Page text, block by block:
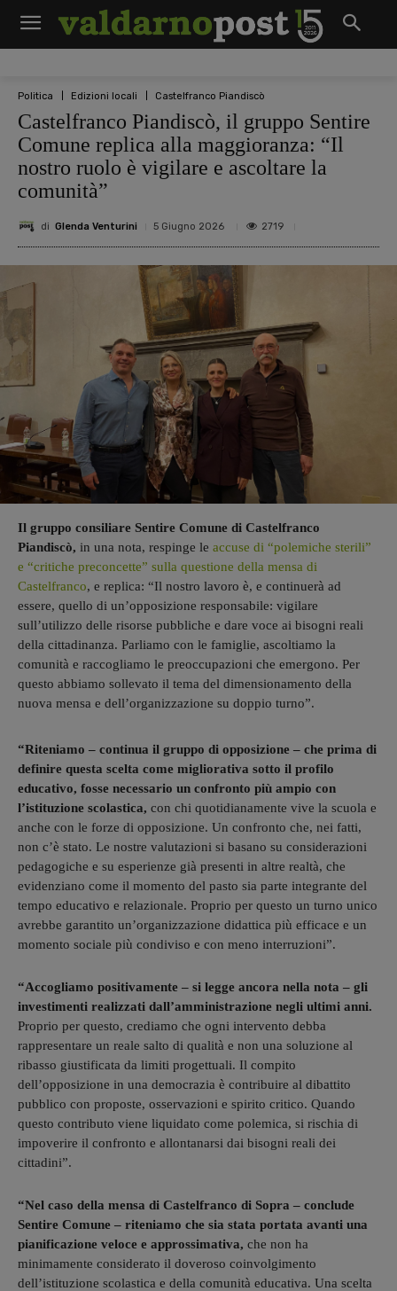
Politica Edizioni locali Castelfranco Piandiscò
Castelfranco Piandiscò, il gruppo Sentire
Comune replica alla maggioranza: “Il
nostro ruolo è vigilare e ascoltare la
comunità”
di Glenda Venturini 5 Giugno 2026 2719
Il gruppo consiliare Sentire Comune di Castelfranco
Piandiscò, in una nota, respinge le accuse di “polemiche sterili”
e “critiche preconcette” sulla questione della mensa di
Castelfranco, e replica: “Il nostro lavoro è, e continuerà ad
essere, quello di un’opposizione responsabile: vigilare
sull’utilizzo delle risorse pubbliche e dare voce ai bisogni reali
della cittadinanza. Parliamo con le famiglie, ascoltiamo la
comunità e raccogliamo le preoccupazioni che emergono. Per
questo abbiamo sollevato il tema del dimensionamento della
nuova mensa e dell’organizzazione su doppio turno”.
“Riteniamo – continua il gruppo di opposizione – che prima di
definire questa scelta come migliorativa sotto il profilo
educativo, fosse necessario un confronto più ampio con
l’istituzione scolastica, con chi quotidianamente vive la scuola e
anche con le forze di opposizione. Un confronto che, nei fatti,
non c’è stato. Le nostre valutazioni si basano su considerazioni
pedagogiche e su esperienze già presenti in altre realtà, che
evidenziano come il momento del pasto sia parte integrante del
tempo educativo e relazionale. Proprio per questo un turno unico
avrebbe garantito un’organizzazione didattica più efficace e un
momento sociale più condiviso e con meno interruzioni”.
“Accogliamo positivamente – si legge ancora nella nota – gli
investimenti realizzati dall’amministrazione negli ultimi anni.
Proprio per questo, crediamo che ogni intervento debba
rappresentare un reale salto di qualità e non una soluzione al
ribasso giustificata da limiti progettuali. Il compito
dell’opposizione in una democrazia è contribuire al dibattito
pubblico con proposte, osservazioni e spirito critico. Quando
questo contributo viene liquidato come polemica, si rischia di
impoverire il confronto e allontanarsi dai bisogni reali dei
cittadini”.
“Nel caso della mensa di Castelfranco di Sopra – conclude
Sentire Comune – riteniamo che sia stata portata avanti una
pianificazione veloce e approssimativa, che non ha
minimamente considerato il doveroso coinvolgimento
dell’istituzione scolastica e della comunità educativa. Una scelta